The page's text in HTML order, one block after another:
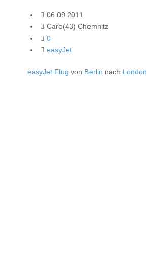
06.09.2011
Caro(43) Chemnitz
0
easyJet
easyJet Flug von Berlin nach London